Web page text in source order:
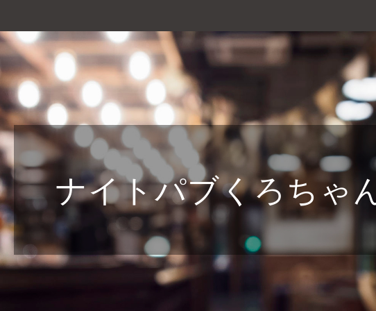
ナイトパブくろちゃ